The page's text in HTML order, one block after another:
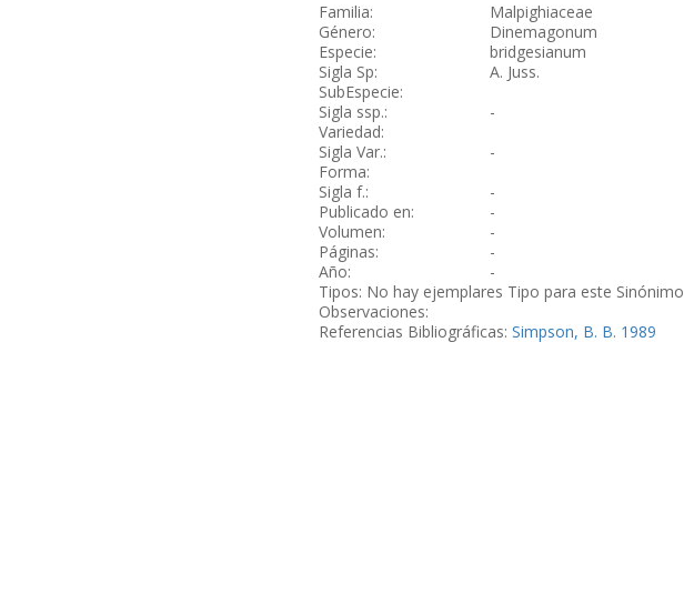
Familia:
Malpighiaceae
Género:
Dinemagonum
Especie:
bridgesianum
Sigla Sp:
A. Juss.
SubEspecie:
Sigla ssp.:
-
Variedad:
Sigla Var.:
-
Forma:
Sigla f.:
-
Publicado en:
-
Volumen:
-
Páginas:
-
Año:
-
Tipos: No hay ejemplares Tipo para este Sinónimo
Observaciones:
Referencias Bibliográficas: Simpson, B. B. 1989